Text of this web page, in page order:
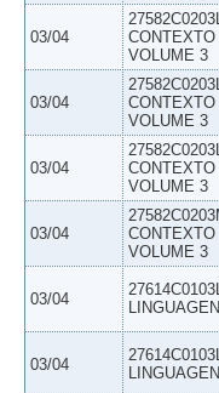
03/04
VOLUME 3
03/04
VOLUME 3
03/04
VOLUME 3
03/04
VOLUME 3
03/04
03/04